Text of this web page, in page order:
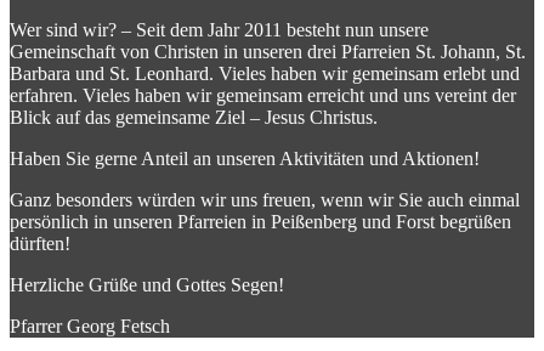
Wer sind wir? – Seit dem Jahr 2011 besteht nun unsere
Gemeinschaft von Christen in unseren drei Pfarreien St. Johann, St.
Barbara und St. Leonhard. Vieles haben wir gemeinsam erlebt und
erfahren. Vieles haben wir gemeinsam erreicht und uns vereint der
Blick auf das gemeinsame Ziel – Jesus Christus.
Haben Sie gerne Anteil an unseren Aktivitäten und Aktionen!
Ganz besonders würden wir uns freuen, wenn wir Sie auch einmal
persönlich in unseren Pfarreien in Peißenberg und Forst begrüßen
dürften!
Herzliche Grüße und Gottes Segen!
Pfarrer Georg Fetsch